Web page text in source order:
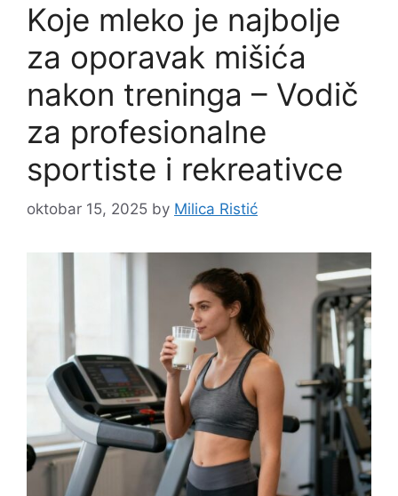
Koje mleko je najbolje
za oporavak mišića
nakon treninga – Vodič
za profesionalne
sportiste i rekreativce
oktobar 15, 2025 by Milica Ristić